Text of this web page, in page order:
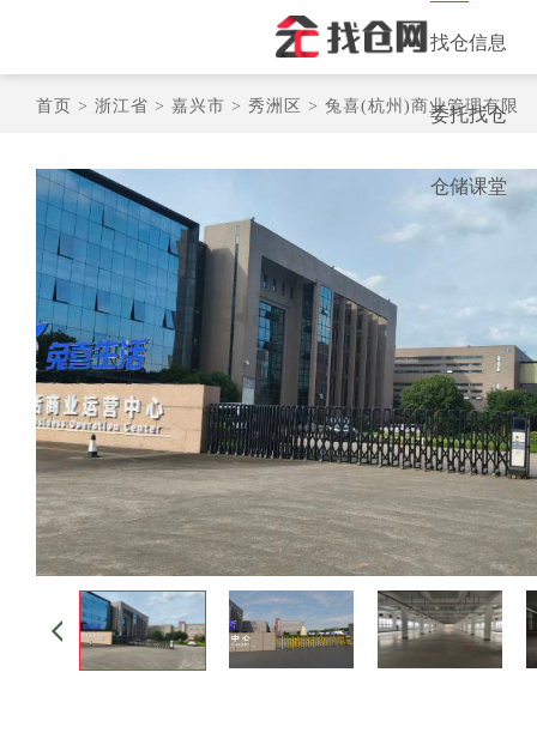
找仓信息
委托找仓
仓储课堂
首页 > 浙江省 > 嘉兴市 > 秀洲区 > 兔喜(杭州)商业管理有限